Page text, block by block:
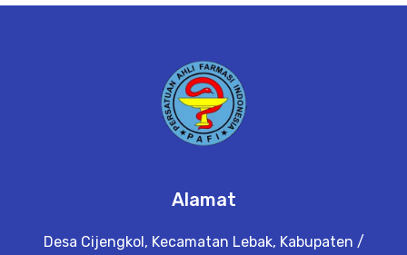
Alamat
Desa Cijengkol, Kecamatan Lebak, Kabupaten /